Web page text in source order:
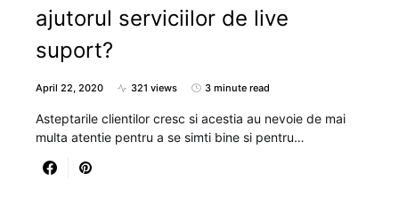
ajutorul serviciilor de live
suport?
April 22, 2020 321 views 3 minute read
Asteptarile clientilor cresc si acestia au nevoie de mai
multa atentie pentru a se simti bine si pentru…